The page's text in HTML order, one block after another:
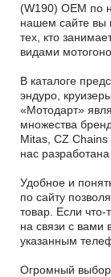
(W190) OEM по
нашем сайте вы
тех, кто
видами
В каталоге
эндуро,
«Мотодарт»
множества
Mitas, CZ Chains
нас
Удобное и
по сайту
товар. Если
на связи с вами
указанным
Огромный выбор